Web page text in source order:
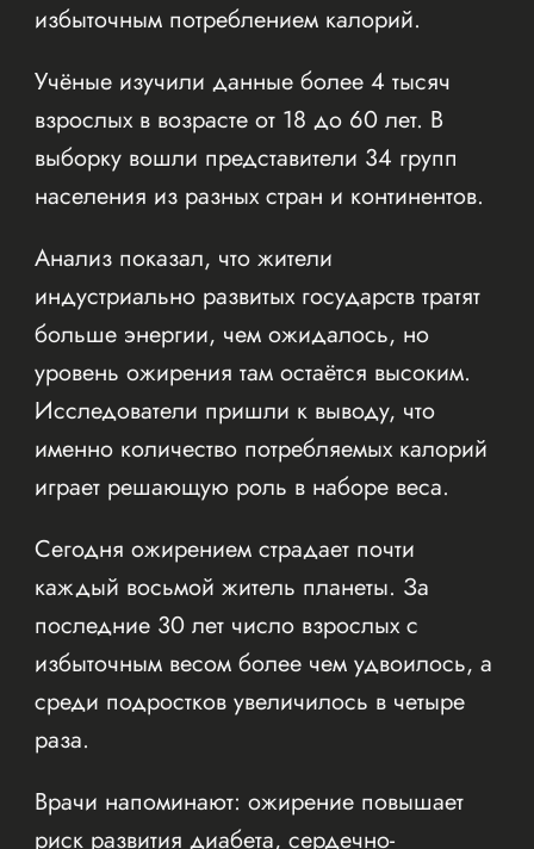
избыточным потреблением калорий.
Учёные изучили данные более 4 тысяч
взрослых в возрасте от 18 до 60 лет. В
выборку вошли представители 34 групп
населения из разных стран и континентов.
Анализ показал, что жители
индустриально развитых государств тратят
больше энергии, чем ожидалось, но
уровень ожирения там остаётся высоким.
Исследователи пришли к выводу, что
именно количество потребляемых калорий
играет решающую роль в наборе веса.
Сегодня ожирением страдает почти
каждый восьмой житель планеты. За
последние 30 лет число взрослых с
избыточным весом более чем удвоилось, а
среди подростков увеличилось в четыре
раза.
Врачи напоминают: ожирение повышает
риск развития диабета, сердечно-